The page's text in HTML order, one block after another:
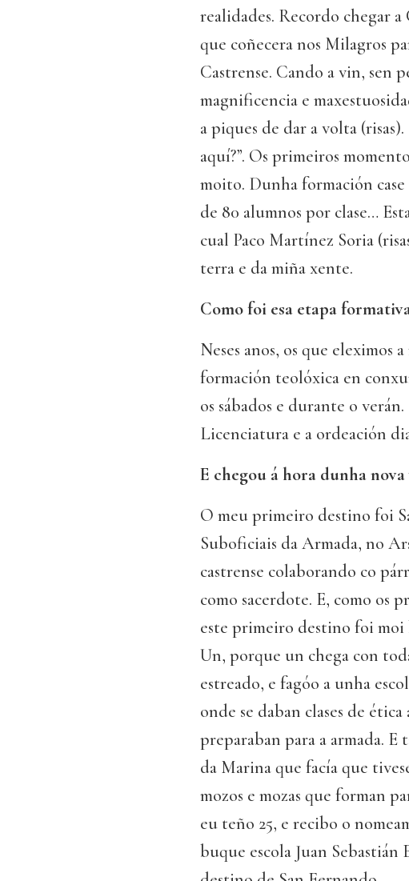
realidades. Recordo chegar
que coñecera nos Milagros
Castrense. Cando a vin, sen
magnificencia e
a piques de dar a volta
aquí?”. Os primeiros
moito. Dunha formación
de 80 alumnos por clase…
cual Paco Martínez Soria
terra e da miña xente.
Como foi esa etapa
Neses anos, os que eleximos
formación teolóxica en
os sábados e durante o
Licenciatura e a ordeación
E chegou á hora dunha nova
O meu primeiro destino foi
Suboficiais da Armada, no
castrense colaborando co
como sacerdote. E, como os
este primeiro destino foi moi
Un, porque un chega con
estreado, e fagóo a unha
onde se daban clases de
preparaban para a armada.
da Marina que facía que
mozos e mozas que forman
eu teño 25, e recibo o
buque escola Juan